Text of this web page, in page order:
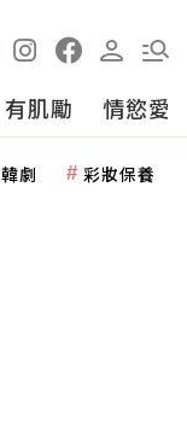
有肌勵 情慾愛
韓劇 彩妝保養